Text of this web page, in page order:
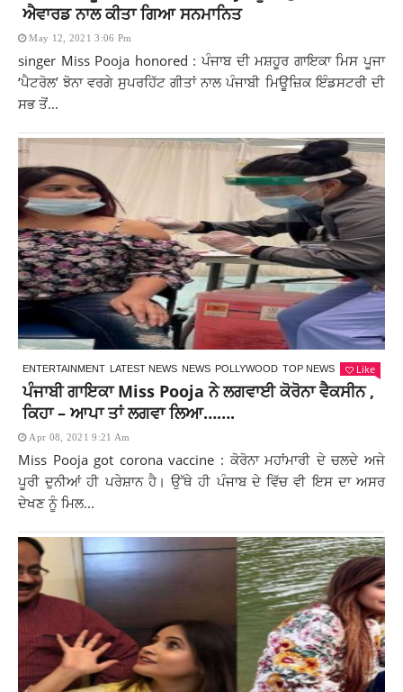
ਐਵਾਰਡ ਨਾਲ ਕੀਤਾ ਗਿਆ ਸਨਮਾਨਿਤ
May 12, 2021 3:06 Pm
singer Miss Pooja honored : ਪੰਜਾਬ ਦੀ ਮਸ਼ਹੂਰ ਗਾਇਕਾ ਮਿਸ ਪੂਜਾ
‘ਪੈਟਰੋਲ’ ਝੋਨਾ ਵਰਗੇ ਸੁਪਰਹਿੱਟ ਗੀਤਾਂ ਨਾਲ ਪੰਜਾਬੀ ਮਿਊਜ਼ਿਕ ਇੰਡਸਟਰੀ ਦੀ
ਸਭ ਤੋਂ...
ENTERTAINMENT LATEST NEWS NEWS POLLYWOOD TOP NEWS Like
ਪੰਜਾਬੀ ਗਾਇਕਾ Miss Pooja ਨੇ ਲਗਵਾਈ ਕੋਰੋਨਾ ਵੈਕਸੀਨ ,
ਕਿਹਾ – ਆਪਾ ਤਾਂ ਲਗਵਾ ਲਿਆ…….
Apr 08, 2021 9:21 Am
Miss Pooja got corona vaccine : ਕੋਰੋਨਾ ਮਹਾਂਮਾਰੀ ਦੇ ਚਲਦੇ ਅਜੇ
ਪੂਰੀ ਦੁਨੀਆਂ ਹੀ ਪਰੇਸ਼ਾਨ ਹੈ। ਉੱਥੇ ਹੀ ਪੰਜਾਬ ਦੇ ਵਿੱਚ ਵੀ ਇਸ ਦਾ ਅਸਰ
ਦੇਖਣ ਨੂੰ ਮਿਲ...